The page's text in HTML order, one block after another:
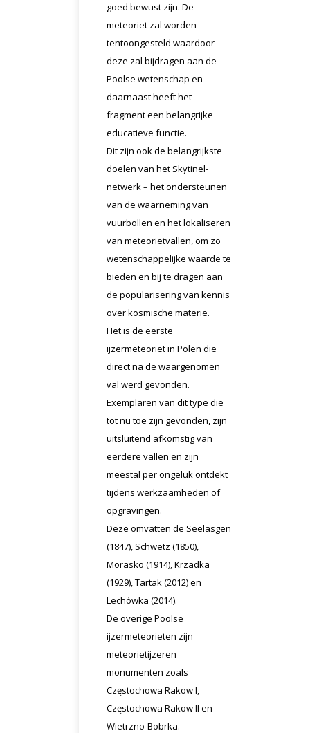
goed bewust zijn. De
meteoriet zal worden
tentoongesteld waardoor
deze zal bijdragen aan de
Poolse wetenschap en
daarnaast heeft het
fragment een belangrijke
educatieve functie.
Dit zijn ook de belangrijkste
doelen van het Skytinel-
netwerk – het ondersteunen
van de waarneming van
vuurbollen en het lokaliseren
van meteorietvallen, om zo
wetenschappelijke waarde te
bieden en bij te dragen aan
de popularisering van kennis
over kosmische materie.
Het is de eerste
ijzermeteoriet in Polen die
direct na de waargenomen
val werd gevonden.
Exemplaren van dit type die
tot nu toe zijn gevonden, zijn
uitsluitend afkomstig van
eerdere vallen en zijn
meestal per ongeluk ontdekt
tijdens werkzaamheden of
opgravingen.
Deze omvatten de Seeläsgen
(1847), Schwetz (1850),
Morasko (1914), Krzadka
(1929), Tartak (2012) en
Lechówka (2014).
De overige Poolse
ijzermeteorieten zijn
meteorietijzeren
monumenten zoals
Częstochowa Rakow I,
Częstochowa Rakow II en
Wietrzno-Bobrka.